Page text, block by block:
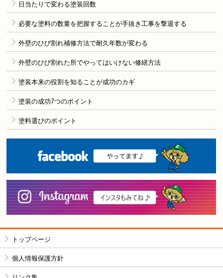
日当たりで変わる塗装回数
必要な塗料の数量を把握することが手抜き工事を撃退する
外壁のひび割れ補修方法で耐久年数が変わる
外壁のひび割れた所でやってはいけない修繕方法
塗装本来の役割を知ることが成功のカギ
塗装の成功7つのポイント
塗料選びのポイント
トップページ
個人情報保護方針